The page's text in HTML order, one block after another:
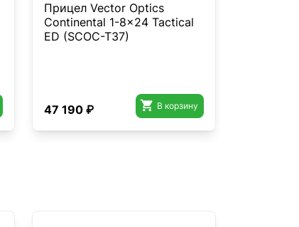
Прицел Vector Optics
Continental 1-8x24 Tactical
ED (SCOC-T37)
47 190 ₽  В корзину